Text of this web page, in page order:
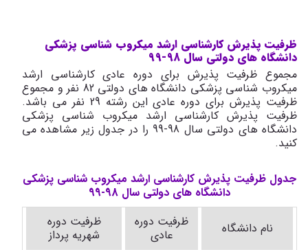
ظرفیت پذیرش کارشناسی ارشد میکروب شناسی پزشکی
دانشگاه های دولتی سال 98-99
مجموع ظرفیت پذیرش برای دوره عادی کارشناسی ارشد
میکروب شناسی پزشکی دانشگاه های دولتی 82 نفر و مجموع
ظرفیت پذیرش برای دوره عادی این رشته 29 نفر می باشد.
ظرفیت پذیرش کارشناسی ارشد میکروب شناسی پزشکی
دانشگاه های دولتی سال 98-99 را در جدول زیر مشاهده می
کنید.
جدول ظرفیت پذیرش کارشناسی ارشد میکروب شناسی پزشکی
دانشگاه های دولتی سال 98-99
نام دانشگاه
ظرفیت دوره
عادی
ظرفیت دوره
شهریه پرداز